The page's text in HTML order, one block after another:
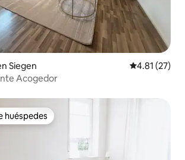
Siegen Calificación
4.81 (27)
Acogedor
Favorito entre huéspedes
huéspedes